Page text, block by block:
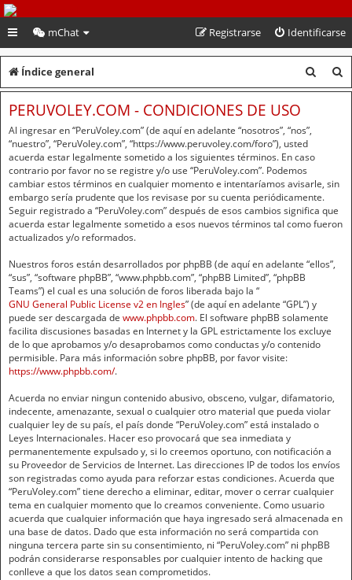
PeruVoley.com
mChat Identificarse
Registrarse
Índice general
u
u
r
PERUVOLEY.COM - CONDICIONES DE USO
Al ingresar en “PeruVoley.com” (de aquí en adelante “nosotros”, “nos”,
“nuestro”, “PeruVoley.com”, “https://www.peruvoley.com/foro”), usted
acuerda estar legalmente sometido a los siguientes términos. En caso
contrario por favor no se registre y/o use “PeruVoley.com”. Podemos
cambiar estos términos en cualquier momento e intentaríamos avisarle, sin
embargo sería prudente que los revisase por su cuenta periódicamente.
Seguir registrado a “PeruVoley.com” después de esos cambios significa que
acuerda estar legalmente sometido a esos nuevos términos tal como fueron
actualizados y/o reformados.
Nuestros foros están desarrollados por phpBB (de aquí en adelante “ellos”,
“sus”, “software phpBB”, “www.phpbb.com”, “phpBB Limited”, “phpBB
Teams”) el cual es una solución de foros liberada bajo la “
GNU General Public License v2 en Ingles” (de aquí en adelante “GPL”) y
puede ser descargada de www.phpbb.com. El software phpBB solamente
facilita discusiones basadas en Internet y la GPL estrictamente los excluye
de lo que aprobamos y/o desaprobamos como conductas y/o contenido
permisible. Para más información sobre phpBB, por favor visite:
https://www.phpbb.com/.
Acuerda no enviar ningun contenido abusivo, obsceno, vulgar, difamatorio,
indecente, amenazante, sexual o cualquier otro material que pueda violar
cualquier ley de su país, el país donde “PeruVoley.com” está instalado o
Leyes Internacionales. Hacer eso provocará que sea inmediata y
permanentemente expulsado y, si lo creemos oportuno, con notificación a
su Proveedor de Servicios de Internet. Las direcciones IP de todos los envíos
son registradas como ayuda para reforzar estas condiciones. Acuerda que
“PeruVoley.com” tiene derecho a eliminar, editar, mover o cerrar cualquier
tema en cualquier momento que lo creamos conveniente. Como usuario
acuerda que cualquier información que haya ingresado será almacenada en
una base de datos. Dado que esta información no será compartida con
ninguna tercera parte sin su consentimiento, ni “PeruVoley.com” ni phpBB
podrán considerarse responsables por cualquier intento de hacking que
conlleve a que los datos sean comprometidos.